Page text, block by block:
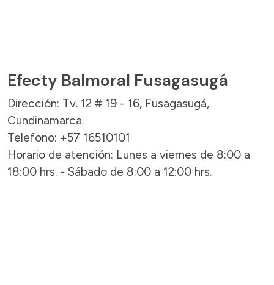
Efecty Balmoral Fusagasugá
Dirección: Tv. 12 # 19 - 16, Fusagasugá,
Cundinamarca.
Telefono: +57 16510101
Horario de atención: Lunes a viernes de 8:00 a
18:00 hrs. - Sábado de 8:00 a 12:00 hrs.